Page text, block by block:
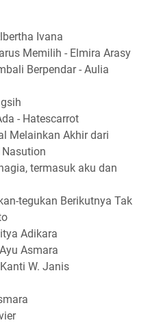
Ivana
Memilih - Elmira Arasy
Berpendar - Aulia
- Hatescarrot
Melainkan Akhir dari
termasuk aku dan
tegukan Berikutnya Tak
Adikara
Asmara
W. Janis